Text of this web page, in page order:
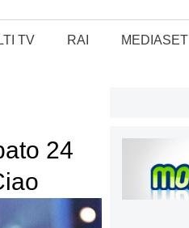
TV RAI MEDIASET
24
serata